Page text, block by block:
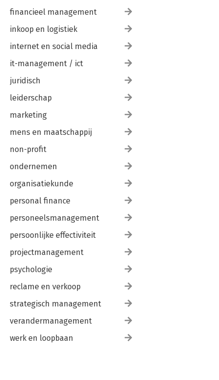
financieel management
inkoop en logistiek
internet en social media
it-management / ict
juridisch
leiderschap
marketing
mens en maatschappij
non-profit
ondernemen
organisatiekunde
personal finance
personeelsmanagement
persoonlijke effectiviteit
projectmanagement
psychologie
reclame en verkoop
strategisch management
verandermanagement
werk en loopbaan